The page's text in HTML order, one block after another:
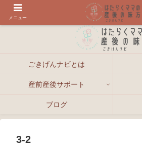
ごきげんナビとは
産前産後サポート
ブログ
3-2
メニュー